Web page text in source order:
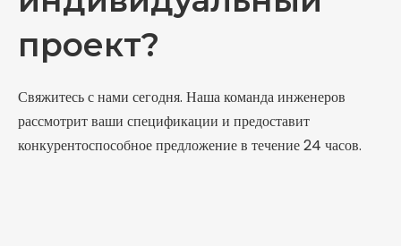
проект?
Свяжитесь с нами сегодня. Наша команда инженеров
рассмотрит ваши спецификации и предоставит
конкурентоспособное предложение в течение 24 часов.